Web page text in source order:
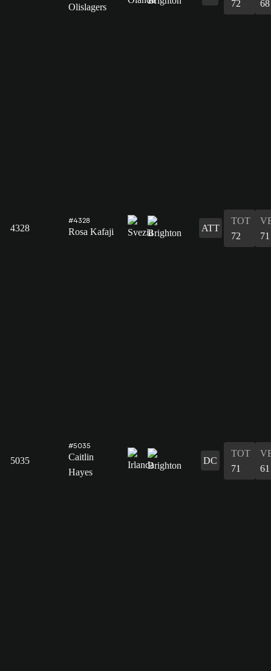
Olislagers
72
68
4328
#4328
Rosa Kafaji ATT
TOT
72
71
5035
#5035
Caitlin
Hayes
DC
TOT
71
61